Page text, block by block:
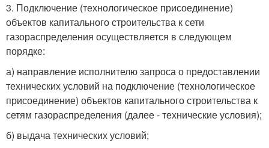
3. Подключение (технологическое присоединение)
объектов капитального строительства к сети
газораспределения осуществляется в следующем
порядке:
а) направление исполнителю запроса о предоставлении
технических условий на подключение (технологическое
присоединение) объектов капитального строительства к
сетям газораспределения (далее - технические условия);
б) выдача технических условий;